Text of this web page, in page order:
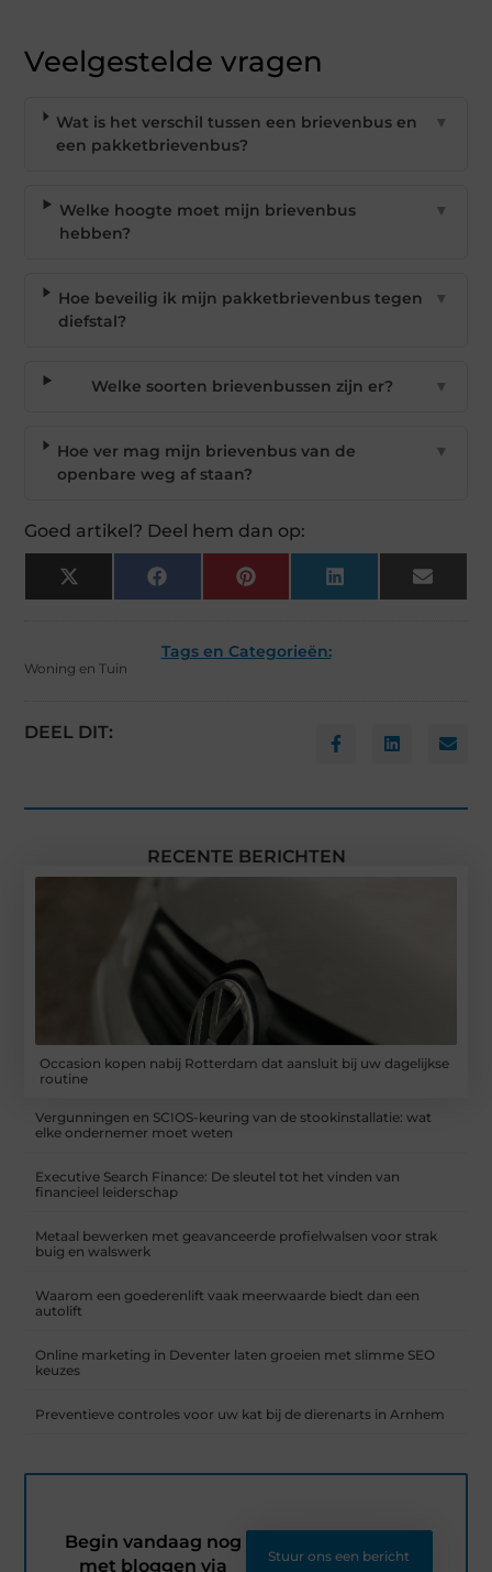
Veelgestelde vragen
Wat is het verschil tussen een brievenbus en
een pakketbrievenbus?
▼
Welke hoogte moet mijn brievenbus
hebben?
▼
Hoe beveilig ik mijn pakketbrievenbus tegen
diefstal?
▼
Welke soorten brievenbussen zijn er? ▼
Hoe ver mag mijn brievenbus van de
openbare weg af staan?
▼
Goed artikel? Deel hem dan op:
X
(Twitter)
Facebook Pinterest LinkedIn Email
Tags en Categorieën:
Woning en Tuin
DEEL DIT:
RECENTE BERICHTEN
Occasion kopen nabij Rotterdam dat aansluit bij uw dagelijkse
routine
Vergunningen en SCIOS-keuring van de stookinstallatie: wat
elke ondernemer moet weten
Executive Search Finance: De sleutel tot het vinden van
financieel leiderschap
Metaal bewerken met geavanceerde profielwalsen voor strak
buig en walswerk
Waarom een goederenlift vaak meerwaarde biedt dan een
autolift
Online marketing in Deventer laten groeien met slimme SEO
keuzes
Preventieve controles voor uw kat bij de dierenarts in Arnhem
Begin vandaag nog
met bloggen via
Stuur ons een bericht